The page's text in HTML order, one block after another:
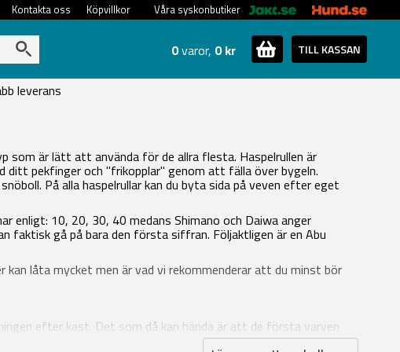
Våra syskonbutiker
Köpvillkor
Kontakta oss
0varor, 0 kr TILL KASSAN
leverans
som är lätt att använda för de allra flesta. Haspelrullen är
ditt pekfinger och "frikopplar" genom att fälla över bygeln.
På alla haspelrullar kan du byta sida på veven efter eget
enligt: 10, 20, 30, 40 medans Shimano och Daiwa anger
faktisk gå på bara den första siffran. Följaktligen är en Abu
låta mycket men är vad vi rekommenderar att du minst bör
efter kast. Det som då kan hända är att de första varven
tills du ska kasta nästa kast... Den lösa öglan kommer ställa